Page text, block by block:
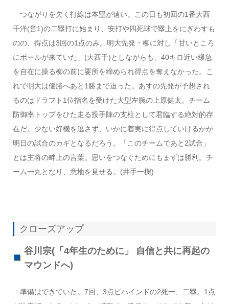
つながりを欠く打線は本塁が遠い。この日も初回の1番大西
千洋(営1)の二塁打に始まり、安打や四死球で塁上をにぎわすも
のの、得点は3回の1点のみ。明大先発・柳に対し「甘いところ
にボールが来ていた」(大西千)としながらも、40キロ近い緩急
を自在に操る柳の前に要所を締められ得点を奪えなかった。こ
れで明大は優勝へあと1勝まで迫った。あすの先発が予想され
るのはドラフト1位指名を受けた大型左腕の上原健太。チーム
防御率トップをひた走る投手陣の支柱として君臨する絶対的存
在だ。少ない好機を逃さず、いかに着実に得点していけるかが
明日の試合のカギとなるだろう。「このチームであと2試合」
とは主将の畔上の言葉。思いをつなぐためにもまずは勝利。チ
ーム一丸となり、意地を見せる。(井手一樹)
クローズアップ
谷川宗(「4年生のために」 自信と共に再起の
マウンドへ)
準備はできていた。7回、3点ビハインドの2死一、二塁。1点